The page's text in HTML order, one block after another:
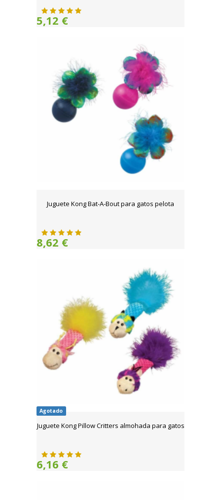
5,12 €
Juguete Kong Bat-A-Bout para gatos pelota
8,62 €
Agotado
Juguete Kong Pillow Critters almohada para gatos
6,16 €